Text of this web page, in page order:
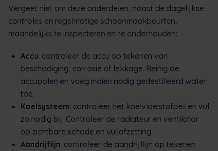
Vergeet niet om deze onderdelen, naast de dagelijkse
controles en regelmatige schoonmaakbeurten,
maandelijks te inspecteren en te onderhouden:
Accu: controleer de accu op tekenen van
beschadiging, corrosie of lekkage. Reinig de
accupolen en voeg indien nodig gedestilleerd water
toe.
Koelsysteem: controleer het koelvloeistofpeil en vul
zo nodig bij. Controleer de radiateur en ventilator
op zichtbare schade en vuilafzetting.
Aandrijflijn: controleer de aandrijflijn op tekenen